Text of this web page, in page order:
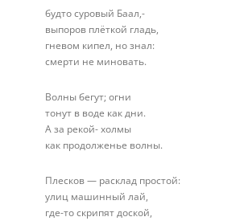
будто суровый Баал,-
выпоров плёткой гладь,
гневом кипел, но знал:
смерти не миновать.
Волны бегут; огни
тонут в воде как дни.
А за рекой- холмы
как продолженье волны.
Плесков — расклад простой:
улиц машинный лай,
где-то скрипят доской,